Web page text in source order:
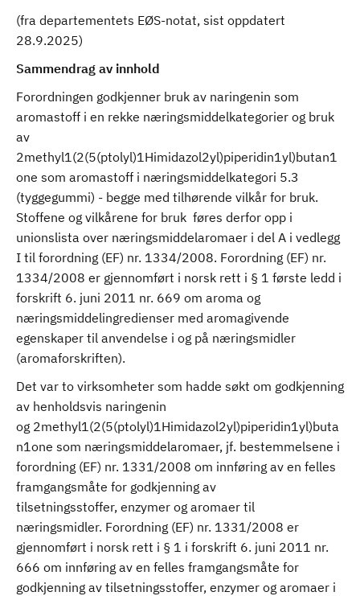
(fra departementets EØS-notat, sist oppdatert
28.9.2025)
Sammendrag av innhold
Forordningen godkjenner bruk av naringenin som
aromastoff i en rekke næringsmiddelkategorier og bruk
av
2methyl1(2(5(ptolyl)1Himidazol2yl)piperidin1yl)butan1
one som aromastoff i næringsmiddelkategori 5.3
(tyggegummi) - begge med tilhørende vilkår for bruk.
Stoffene og vilkårene for bruk føres derfor opp i
unionslista over næringsmiddelaromaer i del A i vedlegg
I til forordning (EF) nr. 1334/2008. Forordning (EF) nr.
1334/2008 er gjennomført i norsk rett i § 1 første ledd i
forskrift 6. juni 2011 nr. 669 om aroma og
næringsmiddelingredienser med aromagivende
egenskaper til anvendelse i og på næringsmidler
(aromaforskriften).
Det var to virksomheter som hadde søkt om godkjenning
av henholdsvis naringenin
og 2methyl1(2(5(ptolyl)1Himidazol2yl)piperidin1yl)buta
n1one som næringsmiddelaromaer, jf. bestemmelsene i
forordning (EF) nr. 1331/2008 om innføring av en felles
framgangsmåte for godkjenning av
tilsetningsstoffer, enzymer og aromaer til
næringsmidler. Forordning (EF) nr. 1331/2008 er
gjennomført i norsk rett i § 1 i forskrift 6. juni 2011 nr.
666 om innføring av en felles framgangsmåte for
godkjenning av tilsetningsstoffer, enzymer og aromaer i